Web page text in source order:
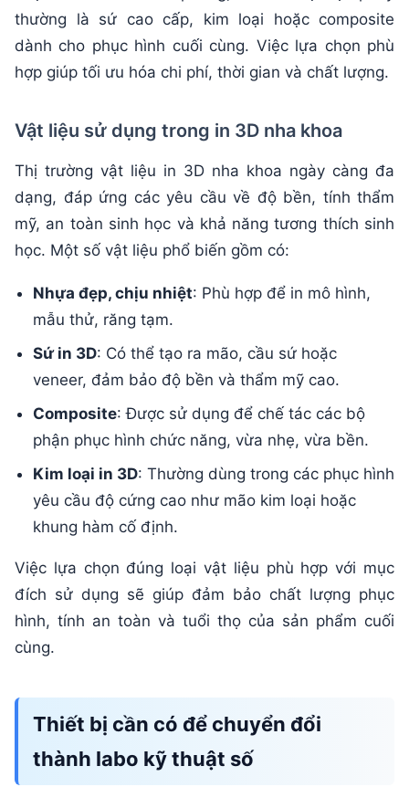
thường là sứ cao cấp, kim loại hoặc composite
dành cho phục hình cuối cùng. Việc lựa chọn phù
hợp giúp tối ưu hóa chi phí, thời gian và chất lượng.
Vật liệu sử dụng trong in 3D nha khoa
Thị trường vật liệu in 3D nha khoa ngày càng đa
dạng, đáp ứng các yêu cầu về độ bền, tính thẩm
mỹ, an toàn sinh học và khả năng tương thích sinh
học. Một số vật liệu phổ biến gồm có:
Nhựa đẹp, chịu nhiệt: Phù hợp để in mô hình,
mẫu thử, răng tạm.
Sứ in 3D: Có thể tạo ra mão, cầu sứ hoặc
veneer, đảm bảo độ bền và thẩm mỹ cao.
Composite: Được sử dụng để chế tác các bộ
phận phục hình chức năng, vừa nhẹ, vừa bền.
Kim loại in 3D: Thường dùng trong các phục hình
yêu cầu độ cứng cao như mão kim loại hoặc
khung hàm cố định.
Việc lựa chọn đúng loại vật liệu phù hợp với mục
đích sử dụng sẽ giúp đảm bảo chất lượng phục
hình, tính an toàn và tuổi thọ của sản phẩm cuối
cùng.
Thiết bị cần có để chuyển đổi
thành labo kỹ thuật số